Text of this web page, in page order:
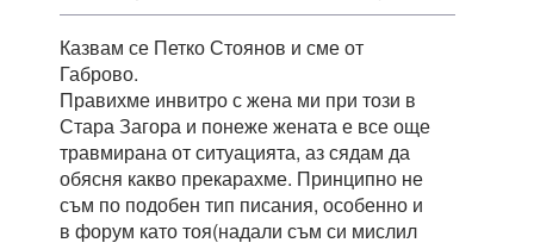
Казвам се Петко Стоянов и сме от
Габрово.
Правихме инвитро с жена ми при този в
Стара Загора и понеже жената е все още
травмирана от ситуацията, аз сядам да
обясня какво прекарахме. Принципно не
съм по подобен тип писания, особенно и
в форум като тоя(надали съм си мислил